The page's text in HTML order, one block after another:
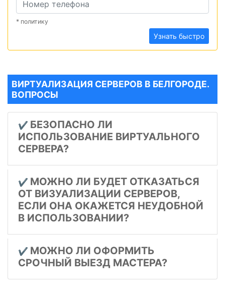
* политику
Узнать быстро
ВИРТУАЛИЗАЦИЯ СЕРВЕРОВ В БЕЛГОРОДЕ.
ВОПРОСЫ
✔️ БЕЗОПАСНО ЛИ
ИСПОЛЬЗОВАНИЕ ВИРТУАЛЬНОГО
СЕРВЕРА?
✔️ МОЖНО ЛИ БУДЕТ ОТКАЗАТЬСЯ
ОТ ВИЗУАЛИЗАЦИИ СЕРВЕРОВ,
ЕСЛИ ОНА ОКАЖЕТСЯ НЕУДОБНОЙ
В ИСПОЛЬЗОВАНИИ?
✔️ МОЖНО ЛИ ОФОРМИТЬ
СРОЧНЫЙ ВЫЕЗД МАСТЕРА?